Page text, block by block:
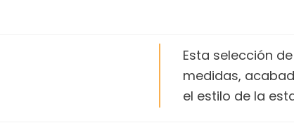
Esta selección
medidas,
el estilo de la